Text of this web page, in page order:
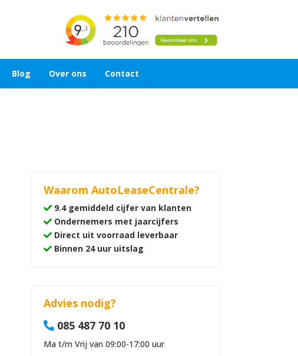
Blog Over ons Contact
Waarom AutoLeaseCentrale?
9.4 gemiddeld cijfer van klanten
Ondernemers met jaarcijfers
Direct uit voorraad leverbaar
Binnen 24 uur uitslag
Advies nodig?
085 487 70 10
Ma t/m Vrij van 09:00-17:00 uur